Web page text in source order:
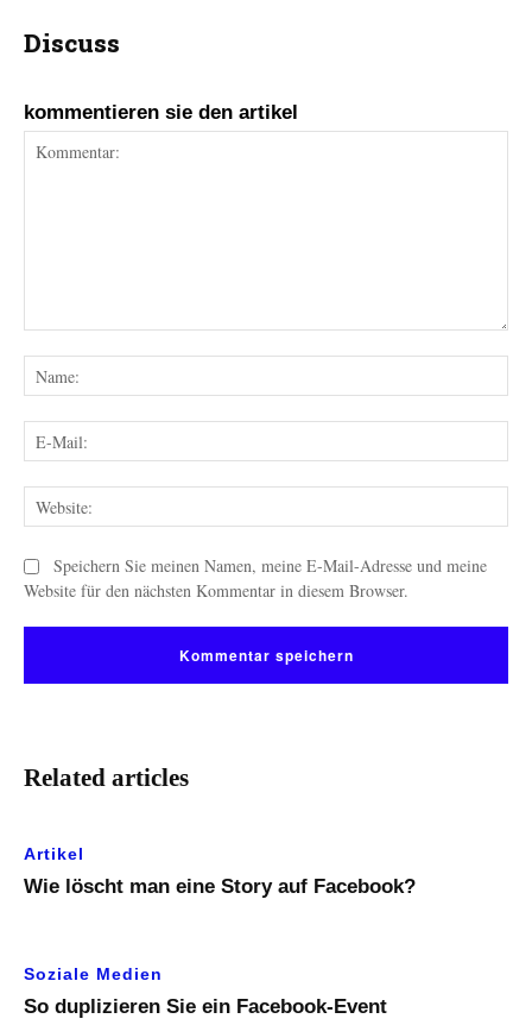
Discuss
kommentieren sie den artikel
Speichern Sie meinen Namen, meine E-Mail-Adresse und meine
Website für den nächsten Kommentar in diesem Browser.
Related articles
Artikel
Wie löscht man eine Story auf Facebook?
Soziale Medien
So duplizieren Sie ein Facebook-Event